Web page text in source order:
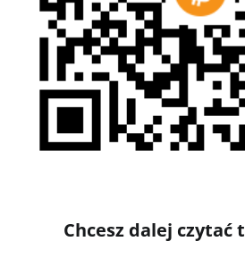
Chcesz dalej czytać